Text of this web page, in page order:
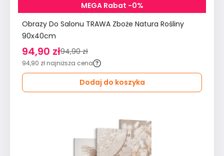
MEGA Rabat -0%
Obrazy Do Salonu TRAWA Zboże Natura Rośliny
90x40cm
94,90 zł94,90 zł
94,90 zł najniższa cena
Dodaj do koszyka